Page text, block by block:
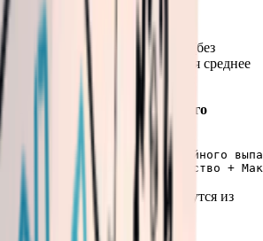
только случайные выпадения (без
с добычей, отображается среднее
Формула расчёта следующая:
для одного случайного
= Вероятность случайного
максимальное количество берутся из
randomCount
(диапазон
предметов).